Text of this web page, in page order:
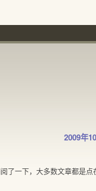
2009年
了一下，大多数文章都是